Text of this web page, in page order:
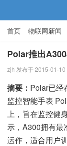
首页 物联网新闻
智能家居
Polar推出
zjh 发布于 2015-01-10
摘要： Polar已经
监控智能手表
上，旨在监控健
示，A300拥有最
运作，适合用户